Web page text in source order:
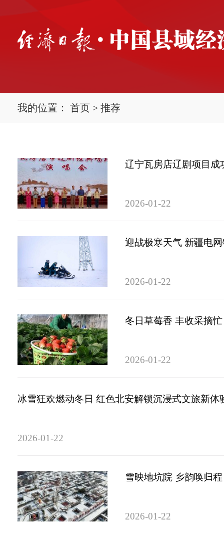
我的位置： 首页 > 推荐
辽宁瓦房店辽剧项目成
2026-01-22
迎战极寒天气 新疆电
2026-01-22
冬日草莓香 丰收采摘忙
2026-01-22
冰雪狂欢燃动冬日 红色北安解锁沉浸式文旅新体
2026-01-22
雪映地坑院 乡韵唤归程
2026-01-22